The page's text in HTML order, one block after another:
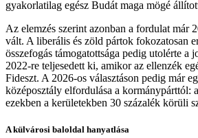
gyakorlatilag egész Budát maga mögé
Az elemzés szerint azonban a fordulat már
vált. A liberális és zöld pártok fokozatosan
összefogás támogatottsága pedig utolérte a
2022-re teljesedett ki, amikor az ellenzék
Fideszt. A 2026-os választáson pedig már
középosztály elfordulása a kormánypárttól:
ezekben a kerületekben 30 százalék körüli
A külvárosi baloldal hanyatlása